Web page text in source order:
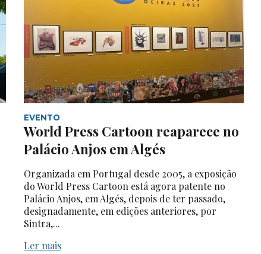
EVENTO
World Press Cartoon reaparece no
Palácio Anjos em Algés
Organizada em Portugal desde 2005, a exposição
do World Press Cartoon está agora patente no
Palácio Anjos, em Algés, depois de ter passado,
designadamente, em edições anteriores, por
Sintra,...
Ler mais